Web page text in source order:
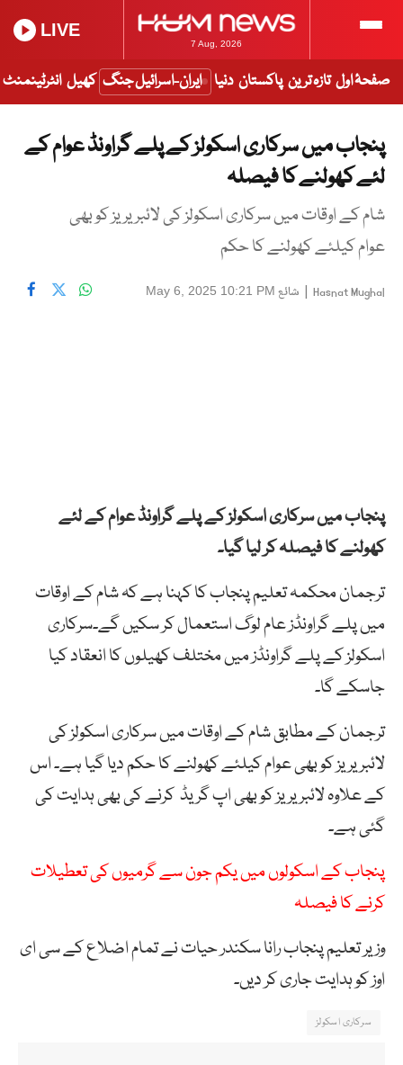
7 Aug, 2026
LIVE
صفحۂ اول تازہ ترین پاکستان دنیا ایران-اسرائیل جنگ کھیل انٹرٹینمنٹ
پنجاب میں سرکاری اسکولز کے پلے گراونڈ عوام کے
لئے کھولنے کا فیصلہ
شام کے اوقات میں سرکاری اسکولز کی لائبریریز کو بھی
عوام کیلئے کھولنے کا حکم
Hasnat Mughal
| شائع May 6, 2025 10:21 PM
پنجاب میں سرکاری اسکولز کے پلے گراونڈ عوام کے لئے
کھولنے کا فیصلہ کر لیا گیا۔
ترجمان محکمہ تعلیم پنجاب کا کہنا ہے کہ شام کے اوقات
میں پلے گراونڈز عام لوگ استعمال کر سکیں گے۔سرکاری
اسکولز کے پلے گراونڈز میں مختلف کھیلوں کا انعقاد کیا
جاسکے گا۔
ترجمان کے مطابق شام کے اوقات میں سرکاری اسکولز کی
لائبریریز کو بھی عوام کیلئے کھولنے کا حکم دیا گیا ہے۔ اس
کے علاوہ لائبریریز کو بھی اپ گریڈ کرنے کی بھی ہدایت کی
گئی ہے۔
پنجاب کے اسکولوں میں یکم جون سے گرمیوں کی تعطیلات
کرنے کا فیصلہ
وزیر تعلیم پنجاب رانا سکندر حیات نے تمام اضلاع کے سی ای
اوز کو ہدایت جاری کر دیں۔
سرکاری اسکولز